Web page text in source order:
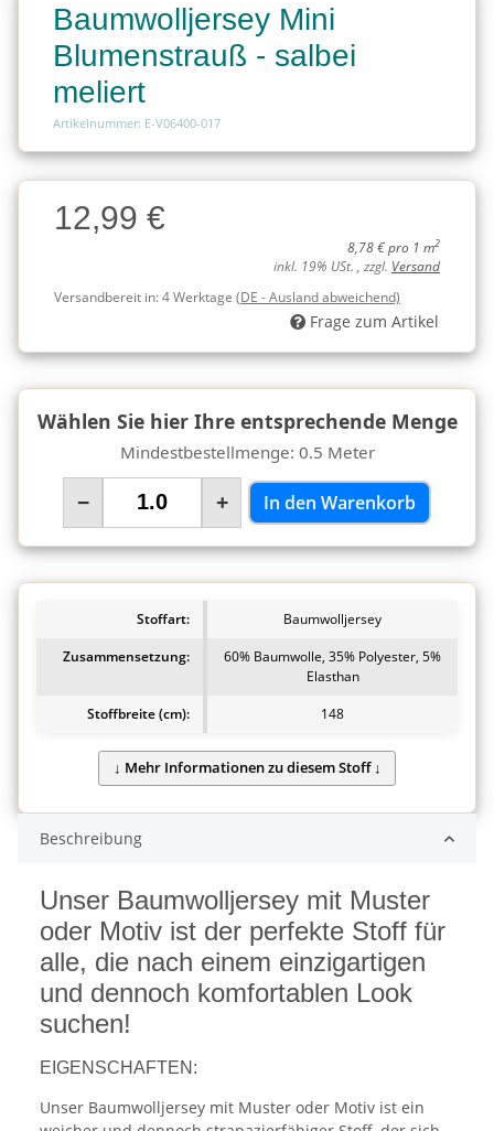
Baumwolljersey Mini
Blumenstrauß - salbei
meliert
Artikelnummer: E-V06400-017
Charge
Charge12,99 €
8,78 € pro 1 m2
inkl. 19% USt. , zzgl. Versand
Versandbereit in:4 Werktage (DE - Ausland abweichend)
Frage zum Artikel
Wählen Sie hier Ihre entsprechende Menge
Mindestbestellmenge: 0.5 Meter
− + In den Warenkorb
Stoffart:
Baumwolljersey
Zusammensetzung:
60% Baumwolle, 35% Polyester, 5%
Elasthan
Stoffbreite (cm):
148
Beschreibung
Unser Baumwolljersey mit Muster
oder Motiv ist der perfekte Stoff für
alle, die nach einem einzigartigen
und dennoch komfortablen Look
suchen!
EIGENSCHAFTEN:
Unser Baumwolljersey mit Muster oder Motiv ist ein